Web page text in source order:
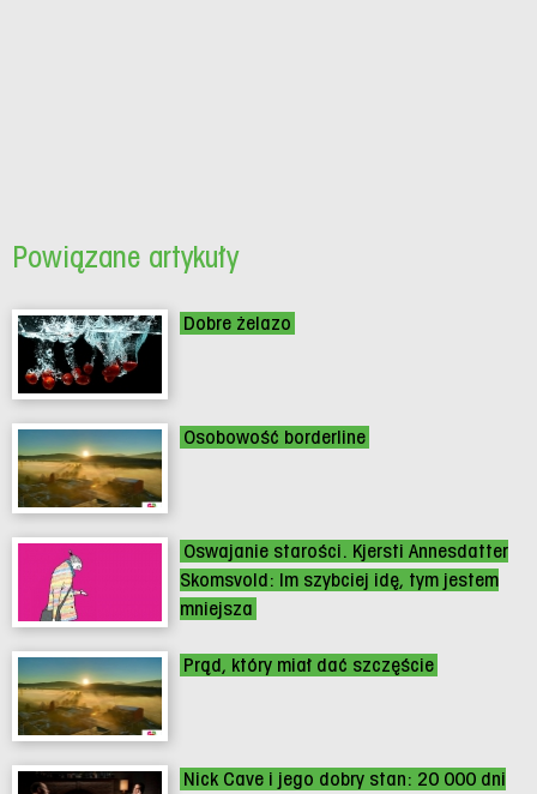
Powiązane artykuły
Dobre żelazo
Osobowość borderline
Oswajanie starości. Kjersti Annesdatter
Skomsvold: Im szybciej idę, tym jestem
mniejsza
Prąd, który miał dać szczęście
Nick Cave i jego dobry stan: 20 000 dni